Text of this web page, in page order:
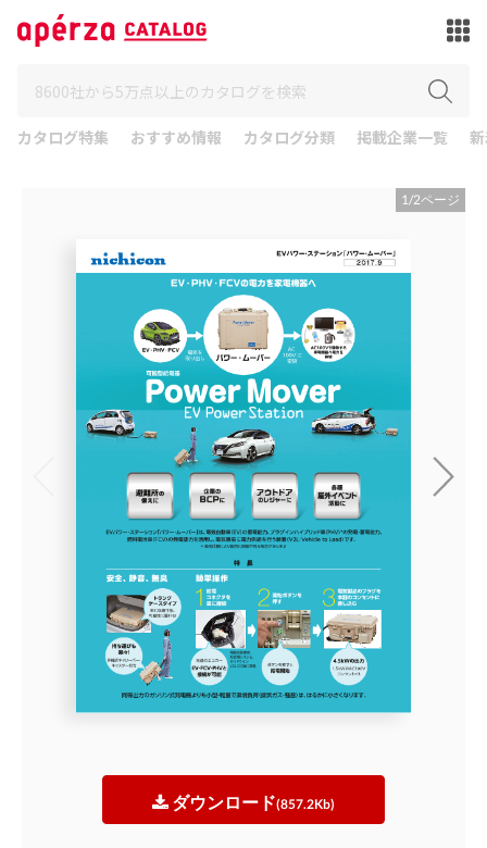
カタログ特集 おすすめ情報 カタログ分類 掲載企業一覧
1/2ページ
ダウンロード(857.2Kb)